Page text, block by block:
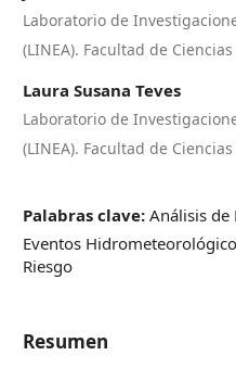
Laboratorio de
(LINEA). Facultad de
Laura Susana Teves
Laboratorio de
(LINEA). Facultad de
Palabras clave:Análisis de
Eventos
Riesgo
Resumen